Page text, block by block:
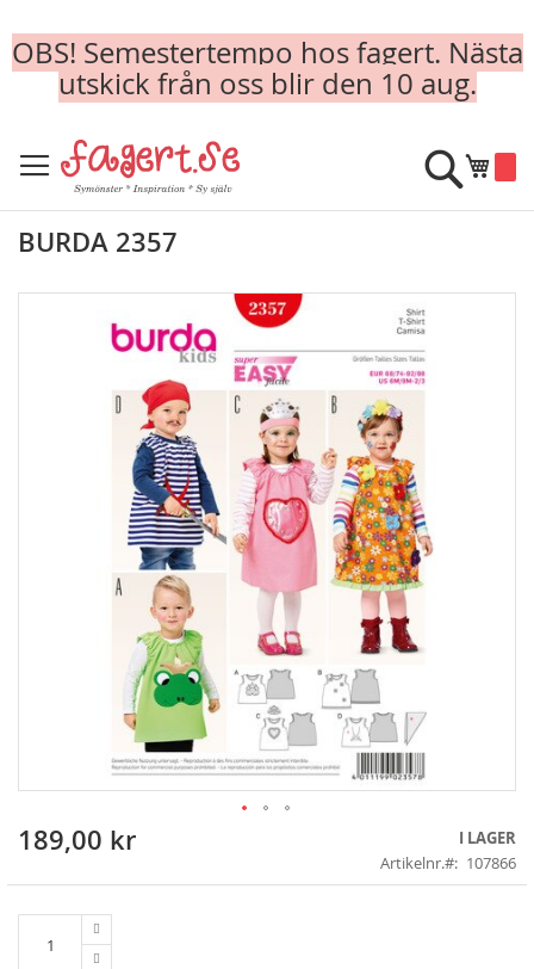
OBS! Semestertempo hos fagert. Nästa
utskick från oss blir den 10 aug.
to
Content
Min
Sök
BURDA 2357
Skip
the
189,00 kr
I LAGER
Artikelnr.
107866